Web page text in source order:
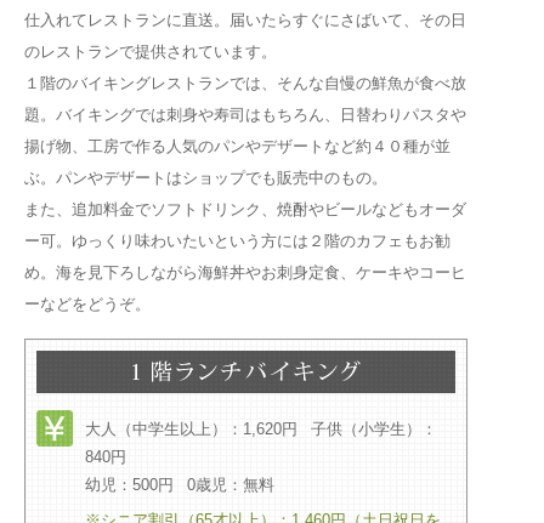
仕入れてレストランに直送。届いたらすぐにさばいて、その日
のレストランで提供されています。
１階のバイキングレストランでは、そんな自慢の鮮魚が食べ放
題。バイキングでは刺身や寿司はもちろん、日替わりパスタや
揚げ物、工房で作る人気のパンやデザートなど約４０種が並
ぶ。パンやデザートはショップでも販売中のもの。
また、追加料金でソフトドリンク、焼酎やビールなどもオーダ
ー可。ゆっくり味わいたいという方には２階のカフェもお勧
め。海を見下ろしながら海鮮丼やお刺身定食、ケーキやコーヒ
ーなどをどうぞ。
大人（中学生以上）：1,620円 子供（小学生）：
840円
幼児：500円 0歳児：無料